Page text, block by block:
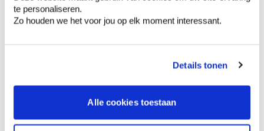
te personaliseren.
Zo houden we het voor jou op elk moment interessant.
Details tonen
Alle cookies toestaan
linéaires. Peut être mortel en cas d’ingestion
Lire attentivement et bien respecter toutes
les instructions., Tenir hors de portée des
enfants., En cas de consultation d’un médecin,
garder à disposition le récipient ou